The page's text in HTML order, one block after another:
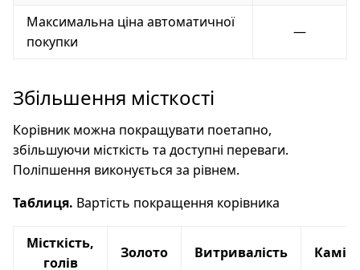
Максимальна ціна автоматичної
покупки
—
Збільшення місткості
Корівник можна покращувати поетапно,
збільшуючи місткість та доступні переваги.
Поліпшення виконується за рівнем.
Таблиця. Вартість покращення корівника
Місткість,
голів
Золото Витривалість